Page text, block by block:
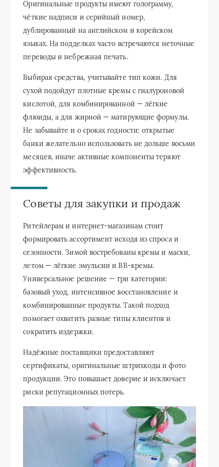
Оригинальные продукты имеют голограмму,
чёткие надписи и серийный номер,
дублированный на английском и корейском
языках. На подделках часто встречаются неточные
переводы и небрежная печать.
Выбирая средства, учитывайте тип кожи. Для
сухой подойдут плотные кремы с гиалуроновой
кислотой, для комбинированной — лёгкие
флюиды, а для жирной — матирующие формулы.
Не забывайте и о сроках годности: открытые
банки желательно использовать не дольше восьми
месяцев, иначе активные компоненты теряют
эффективность.
Советы для закупки и продаж
Ритейлерам и интернет-магазинам стоит
формировать ассортимент исходя из спроса и
сезонности. Зимой востребованы кремы и маски,
летом — лёгкие эмульсии и BB-кремы.
Универсальное решение — три категории:
базовый уход, интенсивное восстановление и
комбинированные продукты. Такой подход
помогает охватить разные типы клиентов и
сократить издержки.
Надёжные поставщики предоставляют
сертификаты, оригинальные штрихкоды и фото
продукции. Это повышает доверие и исключает
риски репутационных потерь.